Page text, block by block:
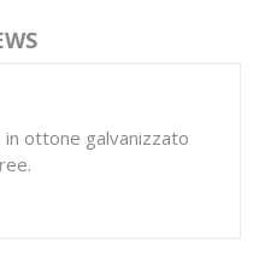
ottone galvanizzato